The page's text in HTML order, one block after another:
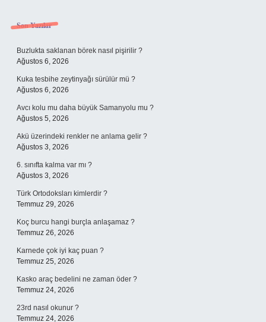
Sidebar
Son Yazılar
Buzlukta saklanan börek nasıl pişirilir ?
Ağustos 6, 2026
Kuka tesbihe zeytinyağı sürülür mü ?
Ağustos 6, 2026
Avcı kolu mu daha büyük Samanyolu mu ?
Ağustos 5, 2026
Akü üzerindeki renkler ne anlama gelir ?
Ağustos 3, 2026
6. sınıfta kalma var mı ?
Ağustos 3, 2026
Türk Ortodoksları kimlerdir ?
Temmuz 29, 2026
Koç burcu hangi burçla anlaşamaz ?
Temmuz 26, 2026
Karnede çok iyi kaç puan ?
Temmuz 25, 2026
Kasko araç bedelini ne zaman öder ?
Temmuz 24, 2026
23rd nasıl okunur ?
Temmuz 24, 2026